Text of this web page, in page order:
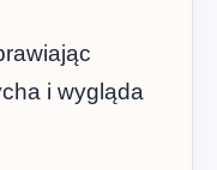
i wygląda